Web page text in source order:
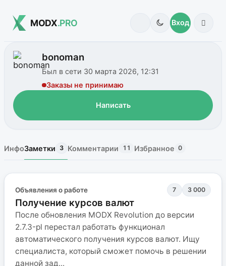
MODX.PRO Вход
bonoman
Был в сети 30 марта 2026, 12:31
Заказы не принимаю
Написать
ИнфоЗаметки 3 Комментарии 11 Избранное 0
Объявления о работе 7 3 000
Получение курсов валют
После обновления MODX Revolution до версии
2.7.3-pl перестал работать функционал
автоматического получения курсов валют. Ищу
специалиста, который сможет помочь в решении
данной зад...